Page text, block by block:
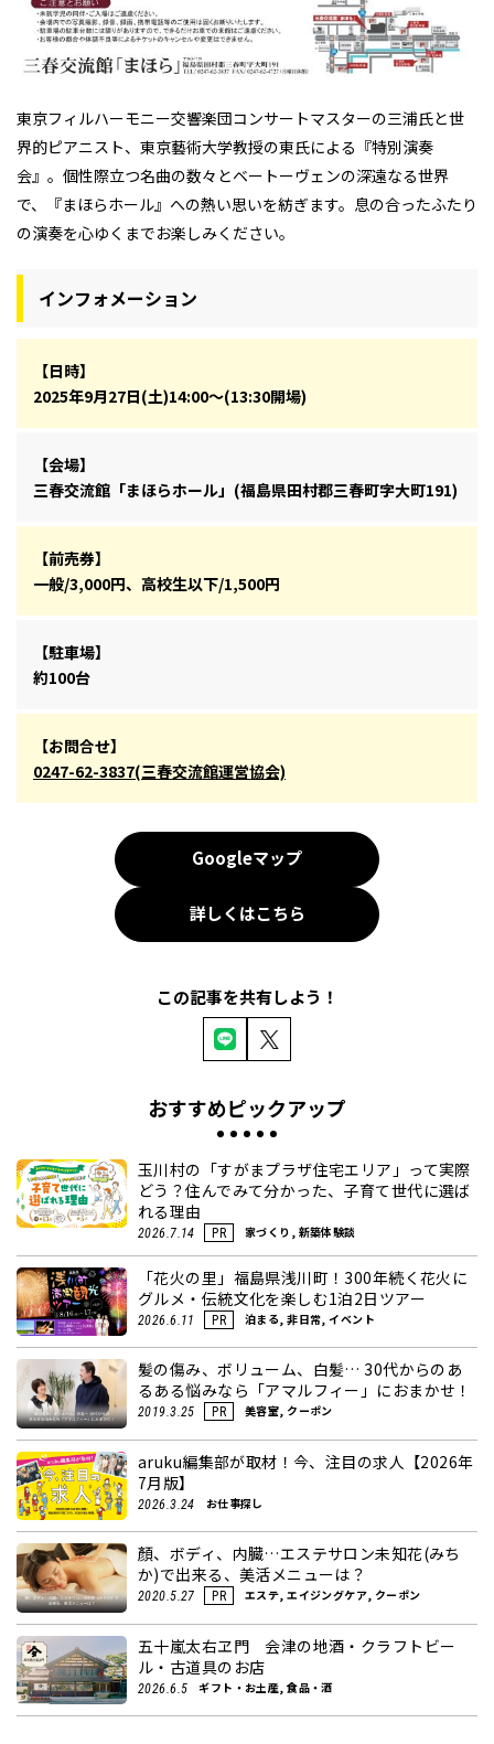
東京フィルハーモニー交響楽団コンサートマスターの三浦氏と世
界的ピアニスト、東京藝術大学教授の東氏による『特別演奏
会』。個性際立つ名曲の数々とベートーヴェンの深遠なる世界
で、『まほらホール』への熱い思いを紡ぎます。 息の合ったふたり
の演奏を心ゆくまでお楽しみください。
インフォメーション
【日時】
2025年9月27日(土)14:00～(13:30開場)
【会場】
三春交流館「まほらホール」(福島県田村郡三春町字大町191)
【前売券】
一般/3,000円、高校生以下/1,500円
【駐車場】
約100台
【お問合せ】
0247-62-3837(三春交流館運営協会)
Googleマップ
詳しくはこちら
この記事を共有しよう！
おすすめピックアップ
玉川村の「すがまプラザ住宅エリア」って実際
どう？住んでみて分かった、子育て世代に選ば
れる理由
2026.7.14 PR 家づくり, 新築体験談
「花火の里」福島県浅川町！300年続く花火に
グルメ・伝統文化を楽しむ1泊2日ツアー
2026.6.11 PR 泊まる, 非日常, イベント
髪の傷み、ボリューム、白髪… 30代からのあ
るある悩みなら「アマルフィー」におまかせ！
2019.3.25 PR 美容室, クーポン
aruku編集部が取材！今、注目の求人【2026年
7月版】
2026.3.24 お仕事探し
顏、ボディ、内臓…エステサロン未知花(みち
か)で出来る、美活メニューは？
2020.5.27 PR エステ, エイジングケア, クーポン
五十嵐太右ヱ門 会津の地酒・クラフトビー
ル・古道具のお店
2026.6.5 ギフト・お土産, 食品・酒